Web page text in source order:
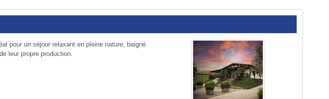
pour un séjour relaxant en pleine nature, baigné
leur propre production.